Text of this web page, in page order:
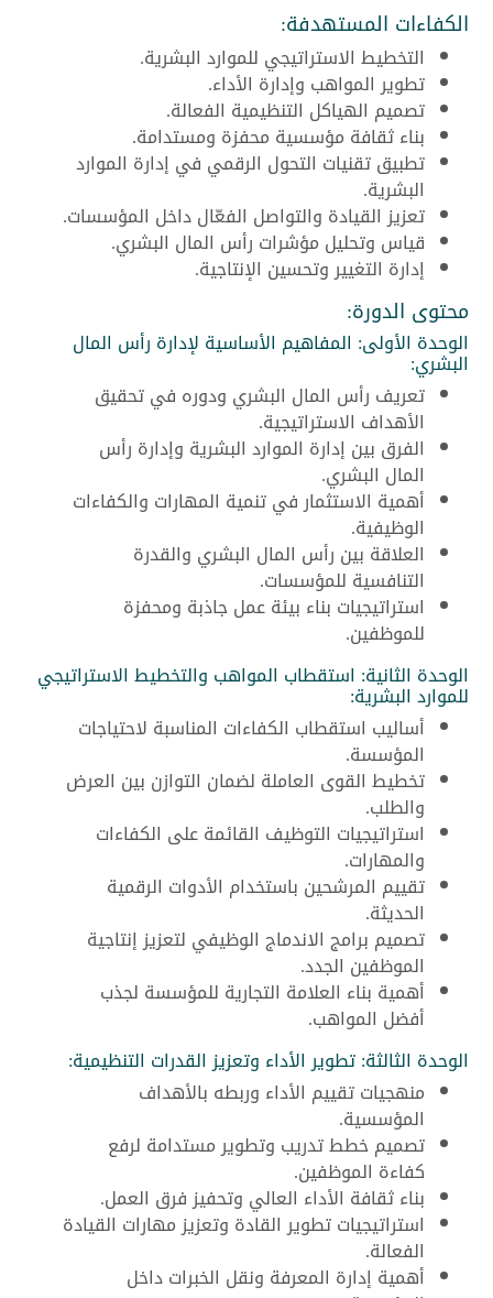
الكفاءات المستهدفة:
التخطيط الاستراتيجي للموارد البشرية.
تطوير المواهب وإدارة الأداء.
تصميم الهياكل التنظيمية الفعالة.
بناء ثقافة مؤسسية محفزة ومستدامة.
تطبيق تقنيات التحول الرقمي في إدارة الموارد
البشرية.
تعزيز القيادة والتواصل الفعّال داخل المؤسسات.
قياس وتحليل مؤشرات رأس المال البشري.
إدارة التغيير وتحسين الإنتاجية.
محتوى الدورة:
الوحدة الأولى: المفاهيم الأساسية لإدارة رأس المال
البشري:
تعريف رأس المال البشري ودوره في تحقيق
الأهداف الاستراتيجية.
الفرق بين إدارة الموارد البشرية وإدارة رأس
المال البشري.
أهمية الاستثمار في تنمية المهارات والكفاءات
الوظيفية.
العلاقة بين رأس المال البشري والقدرة
التنافسية للمؤسسات.
استراتيجيات بناء بيئة عمل جاذبة ومحفزة
للموظفين.
الوحدة الثانية: استقطاب المواهب والتخطيط الاستراتيجي
للموارد البشرية:
أساليب استقطاب الكفاءات المناسبة لاحتياجات
المؤسسة.
تخطيط القوى العاملة لضمان التوازن بين العرض
والطلب.
استراتيجيات التوظيف القائمة على الكفاءات
والمهارات.
تقييم المرشحين باستخدام الأدوات الرقمية
الحديثة.
تصميم برامج الاندماج الوظيفي لتعزيز إنتاجية
الموظفين الجدد.
أهمية بناء العلامة التجارية للمؤسسة لجذب
أفضل المواهب.
الوحدة الثالثة: تطوير الأداء وتعزيز القدرات التنظيمية:
منهجيات تقييم الأداء وربطه بالأهداف
المؤسسية.
تصميم خطط تدريب وتطوير مستدامة لرفع
كفاءة الموظفين.
بناء ثقافة الأداء العالي وتحفيز فرق العمل.
استراتيجيات تطوير القادة وتعزيز مهارات القيادة
الفعالة.
أهمية إدارة المعرفة ونقل الخبرات داخل